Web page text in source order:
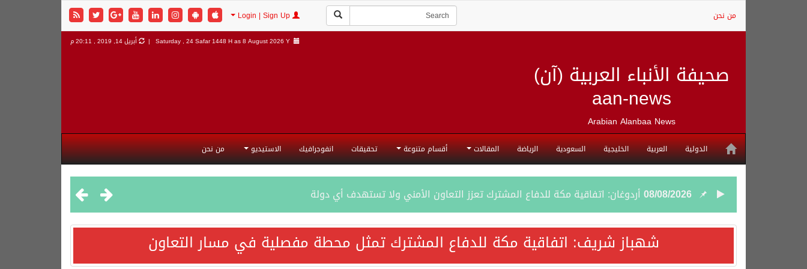
من نحن
صحيفة الأنباء العربية (آن)
aan-news
Arabian Alanbaa News
Saturday , 24 Safar 1448 H as8 August 2026 Y | أبريل 14, 2019 , 20:11 م
الدولية العربية الخليجية السعودية الرياضة المقالات أقسام متنوعة تحقيقات انفوجرافيك الاستيديو من نحن
08/08/2026 أردوغان: اتفاقية مكة للدفاع المشترك تعزز التعاون الأمني ولا تستهدف أي دولة
08/08/2026سمو وزير الخارجية : اتفاقية مكة تعكس الإرادة السياسية لحماية أمن المنطقة
شهباز شريف: اتفاقية مكة للدفاع المشترك تمثل محطة مفصلية في مسار التعاون